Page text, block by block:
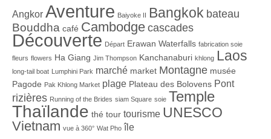
Angkor Aventure Baiyoke II Bangkok bateau
Bouddha café Cambodge cascades
Découverte Départ Erawan Waterfalls fabrication soie
fleurs flowers Ha Giang Jim Thompson Kanchanaburi khlong Laos
long-tail boat Lumphini Park marché market Montagne musée
Pagode Pak Khlong Market plage Plateau des Bolovens Pont
rizières Running of the Brides siam Square soie Temple
Thaïlande thé tour tourisme UNESCO
Vietnam vue à 360° Wat Pho île